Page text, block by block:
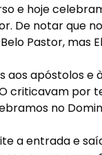
e hoje
De notar que
Pastor, mas
aos apóstolos
criticavam por
no
a entrada e